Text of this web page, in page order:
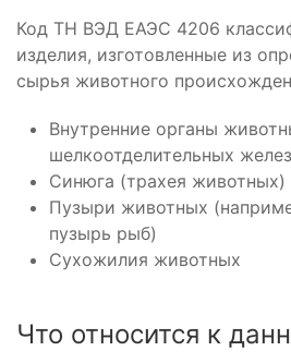
Код ТН ВЭД ЕАЭС 4206
изделия, изготовленные из
сырья животного
Внутренние органы
шелкоотделительных
Синюга (трахея животных)
Пузыри животных
пузырь рыб)
Сухожилия животных
Что относится к